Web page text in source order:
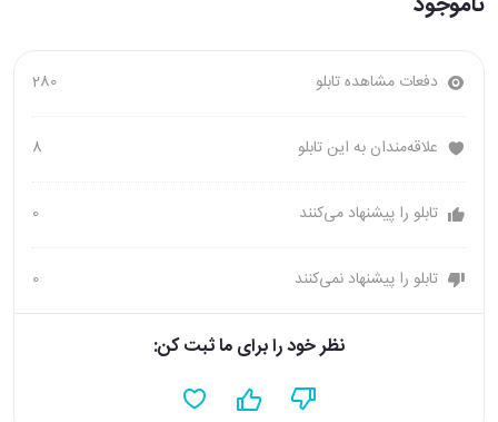
دفعات مشاهده تابلو 280
علاقه‌مندان به این تابلو 8
تابلو را پیشنهاد می‌کنند 0
تابلو را پیشنهاد نمی‌کنند 0
نظر خود را برای ما ثبت کن: